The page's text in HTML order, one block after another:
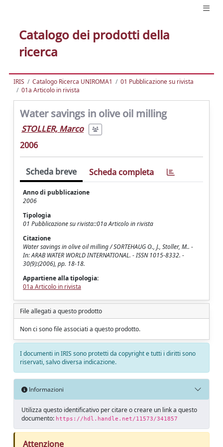
Catalogo dei prodotti della
ricerca
IRIS Catalogo Ricerca UNIROMA1
01 Pubblicazione su rivista
01a Articolo in rivista
Water savings in olive oil milling
STOLLER, Marco
2006
Scheda breve Scheda completa
Anno di pubblicazione
2006
Tipologia
01 Pubblicazione su rivista::01a Articolo in rivista
Citazione
Water savings in olive oil milling / SORTEHAUG O., J., Stoller, M.. -
In: ARAB WATER WORLD INTERNATIONAL. - ISSN 1015-8332. -
30(9):(2006), pp. 18-18.
Appartiene alla tipologia:
01a Articolo in rivista
File allegati a questo prodotto
Non ci sono file associati a questo prodotto.
I documenti in IRIS sono protetti da copyright e tutti i diritti sono
riservati, salvo diversa indicazione.
Informazioni
Utilizza questo identificativo per citare o creare un link a questo
documento: https://hdl.handle.net/11573/341857
Attenzione